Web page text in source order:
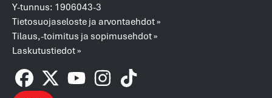
Y-tunnus: 1906043-3
Tietosuojaseloste ja arvontaehdot »
Tilaus,-toimitus ja sopimusehdot »
Laskutustiedot »